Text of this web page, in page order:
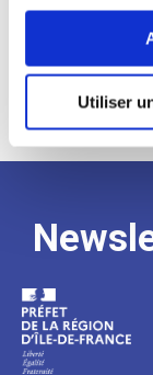
continuez à
Utiliser
de